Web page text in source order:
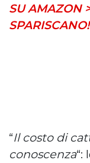
SU AMAZON
SPARISCANO!
“Il costo di
conoscenza“: